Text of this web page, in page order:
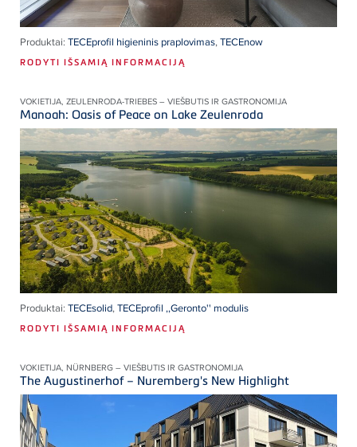
Produktai: TECEprofil higieninis praplovimas,TECEnow
RODYTI IŠSAMIĄ INFORMACIJĄ
VOKIETIJA, ZEULENRODA-TRIEBES – VIEŠBUTIS IR GASTRONOMIJA
Manoah: Oasis of Peace on Lake Zeulenroda
Produktai: TECEsolid,TECEprofil ,,Geronto'' modulis
RODYTI IŠSAMIĄ INFORMACIJĄ
VOKIETIJA, NÜRNBERG – VIEŠBUTIS IR GASTRONOMIJA
The Augustinerhof – Nuremberg's New Highlight